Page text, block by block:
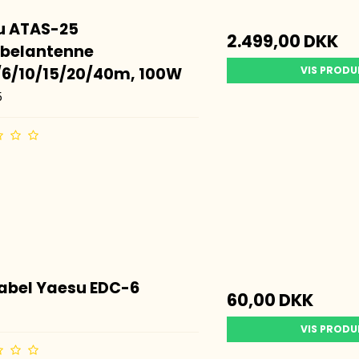
ATAS-25
10/15/20/40m, 100W
2.499,00 DKK
VIS
Yaesu EDC-6
60,00 DKK
VIS